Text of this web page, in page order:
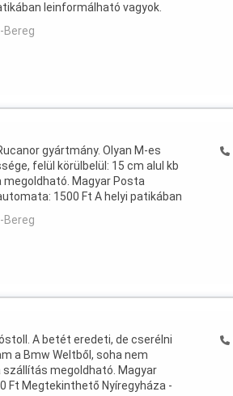
leinformálható vagyok.
Jó ...
Bereg
gyártmány. Olyan M-es
felül körülbelül: 15 cm alul kb
Magyar Posta
1500 Ft A helyi patikában
...
Bereg
A betét eredeti, de cserélni
a Bmw Weltből, soha nem
megoldható. Magyar
Ft Megtekinthető Nyíregyháza -